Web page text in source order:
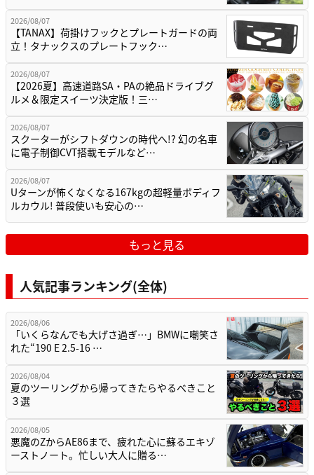
2026/08/07
【TANAX】荷掛けフックとプレートガードの両
立！タナックスのプレートフック…
2026/08/07
【2026夏】高速道路SA・PAの絶品ドライブグ
ルメ＆限定スイーツ決定版！三…
2026/08/07
スクーターがシフトダウンの時代へ!? 幻の名車
に電子制御CVT搭載モデルなど…
2026/08/07
Uターンが怖くなくなる167kgの超軽量ボディフ
ルカウル! 普段使いも安心の…
もっと見る
人気記事ランキング(全体)
2026/08/06
「いくらなんでも大げさ過ぎ…」BMWに嘲笑さ
れた“190 E 2.5-16 …
2026/08/04
夏のツーリングから帰ってきたらやるべきこと
３選
2026/08/05
悪魔のZからAE86まで、疲れた心に蘇るエキゾ
ーストノート。忙しい大人に贈る…